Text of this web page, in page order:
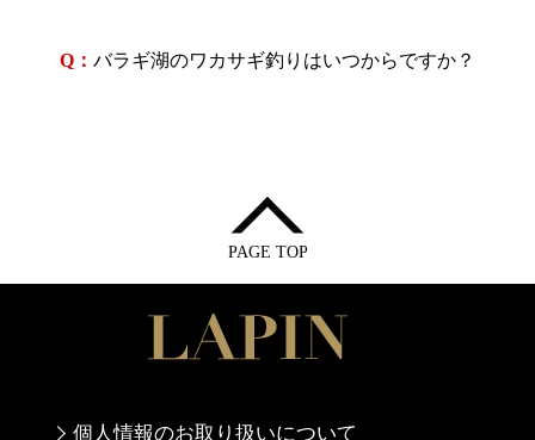
Q： バラギ湖のワカサギ釣りはいつからですか？
PAGE TOP
個人情報のお取り扱いについて